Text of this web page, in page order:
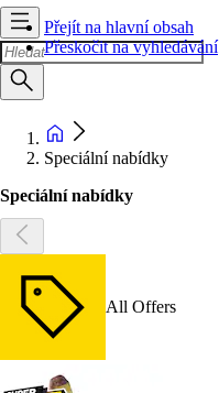
Přejít na hlavní obsah
Přeskočit na vyhledávání
Speciální nabídky
Speciální nabídky
All Offers